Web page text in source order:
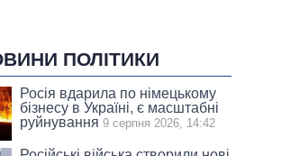
ПОЛІТИКИ
Росія вдарила по німецькому
бізнесу в Україні, є масштабні
руйнування 9 серпня 2026, 14:42